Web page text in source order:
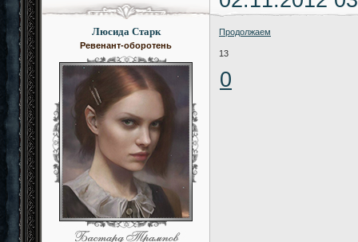
Люсида Старк
Ревенант-оборотень
Продолжаем
13
0